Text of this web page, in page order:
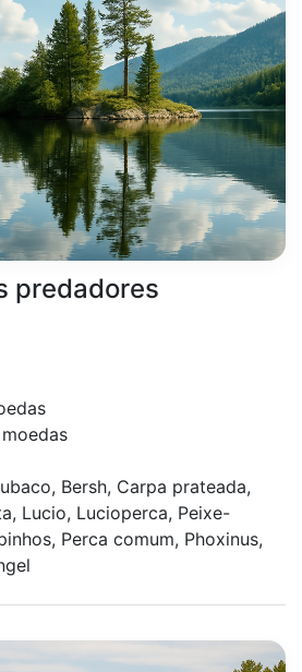
predadores
Bersh, Carpa prateada,
Lucio, Lucioperca, Peixe-
Perca comum, Phoxinus,